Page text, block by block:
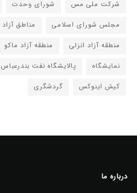
شرکت ملی مس
شورای وحدت
مجلس شورای اسلامی
مناطق آزاد
منطقه آزاد انزلی
منطقه آزاد ماکو
نمایشگاه
پالایشگاه نفت بندرعباس
کیش اینوکس
گردشگری
درباره ما